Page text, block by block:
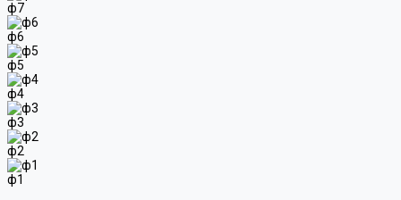
ф7
ф6
ф5
ф4
ф3
ф2
ф1